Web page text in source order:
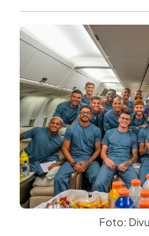
Foto: